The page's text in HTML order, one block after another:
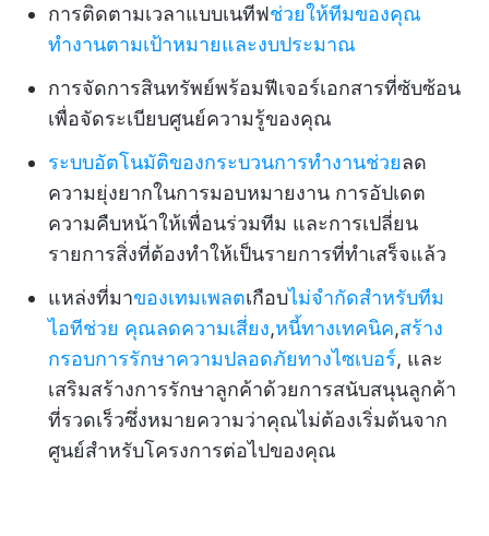
การติดตามเวลาแบบเนทีฟช่วยให้ทีมของคุณ
ทำงานตามเป้าหมายและงบประมาณ
การจัดการสินทรัพย์พร้อมฟีเจอร์เอกสารที่ซับซ้อน
เพื่อจัดระเบียบศูนย์ความรู้ของคุณ
ระบบอัตโนมัติของกระบวนการทำงานช่วยลด
ความยุ่งยากในการมอบหมายงาน การอัปเดต
ความคืบหน้าให้เพื่อนร่วมทีม และการเปลี่ยน
รายการสิ่งที่ต้องทำให้เป็นรายการที่ทำเสร็จแล้ว
แหล่งที่มาของเทมเพลตเกือบไม่จำกัดสำหรับทีม
ไอทีช่วย คุณลดความเสี่ยง,หนี้ทางเทคนิค,สร้าง
กรอบการรักษาความปลอดภัยทางไซเบอร์, และ
เสริมสร้างการรักษาลูกค้าด้วยการสนับสนุนลูกค้า
ที่รวดเร็วซึ่งหมายความว่าคุณไม่ต้องเริ่มต้นจาก
ศูนย์สำหรับโครงการต่อไปของคุณ